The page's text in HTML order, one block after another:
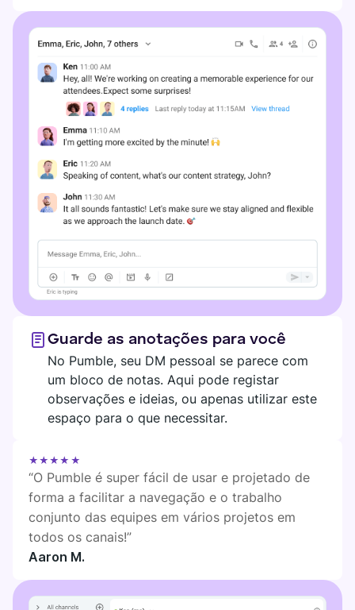
Guarde as anotações para você
No Pumble, seu DM pessoal se parece com
um bloco de notas. Aqui pode registar
observações e ideias, ou apenas utilizar este
espaço para o que necessitar.
★★★★★
“O Pumble é super fácil de usar e projetado de
forma a facilitar a navegação e o trabalho
conjunto das equipes em vários projetos em
todos os canais!”
Aaron M.